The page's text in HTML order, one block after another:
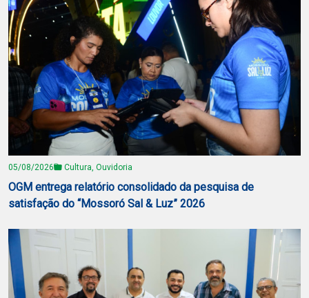
05/08/2026 Cultura, Ouvidoria
OGM entrega relatório consolidado da pesquisa de
satisfação do “Mossoró Sal & Luz” 2026